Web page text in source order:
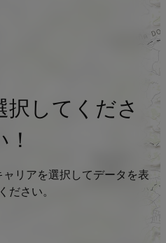
択してくださ
！
リアを選択してデータを表
ださい。